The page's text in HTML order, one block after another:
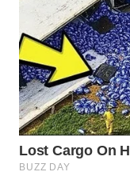
WN
KARAWANG
WN
BEKASI
WN
BOGOR